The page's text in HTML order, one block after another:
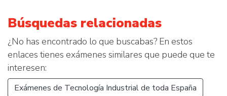
Búsquedas relacionadas
¿No has encontrado lo que buscabas? En estos
enlaces tienes exámenes similares que puede que te
interesen:
Exámenes de Tecnología Industrial de toda España